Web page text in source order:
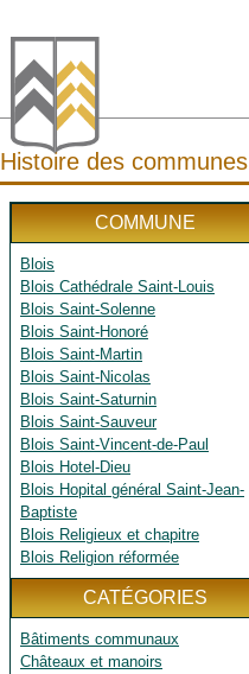
Histoire des communes
COMMUNE
Blois
Blois Cathédrale Saint-Louis
Blois Saint-Solenne
Blois Saint-Honoré
Blois Saint-Martin
Blois Saint-Nicolas
Blois Saint-Saturnin
Blois Saint-Sauveur
Blois Saint-Vincent-de-Paul
Blois Hotel-Dieu
Blois Hopital général Saint-Jean-
Baptiste
Blois Religieux et chapitre
Blois Religion réformée
CATÉGORIES
Bâtiments communaux
Châteaux et manoirs